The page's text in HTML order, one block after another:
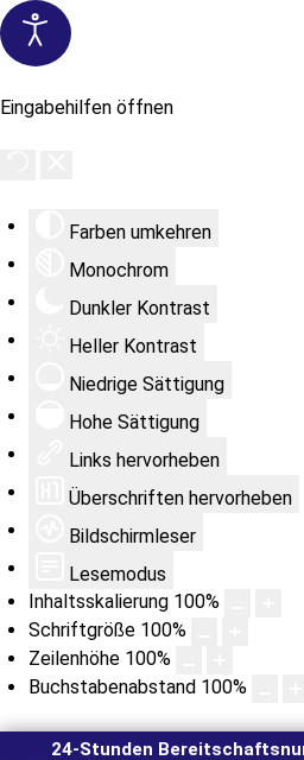
Eingabehilfen öffnen
Farben umkehren
Monochrom
Dunkler Kontrast
Heller Kontrast
Niedrige Sättigung
Hohe Sättigung
Links hervorheben
Überschriften hervorheben
Bildschirmleser
Lesemodus
Inhaltsskalierung 100%
Schriftgröße 100%
Zeilenhöhe 100%
Buchstabenabstand 100%
24-Stunden